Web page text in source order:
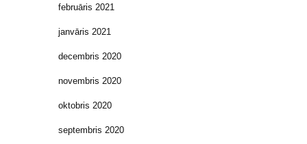
februāris 2021
janvāris 2021
decembris 2020
novembris 2020
oktobris 2020
septembris 2020